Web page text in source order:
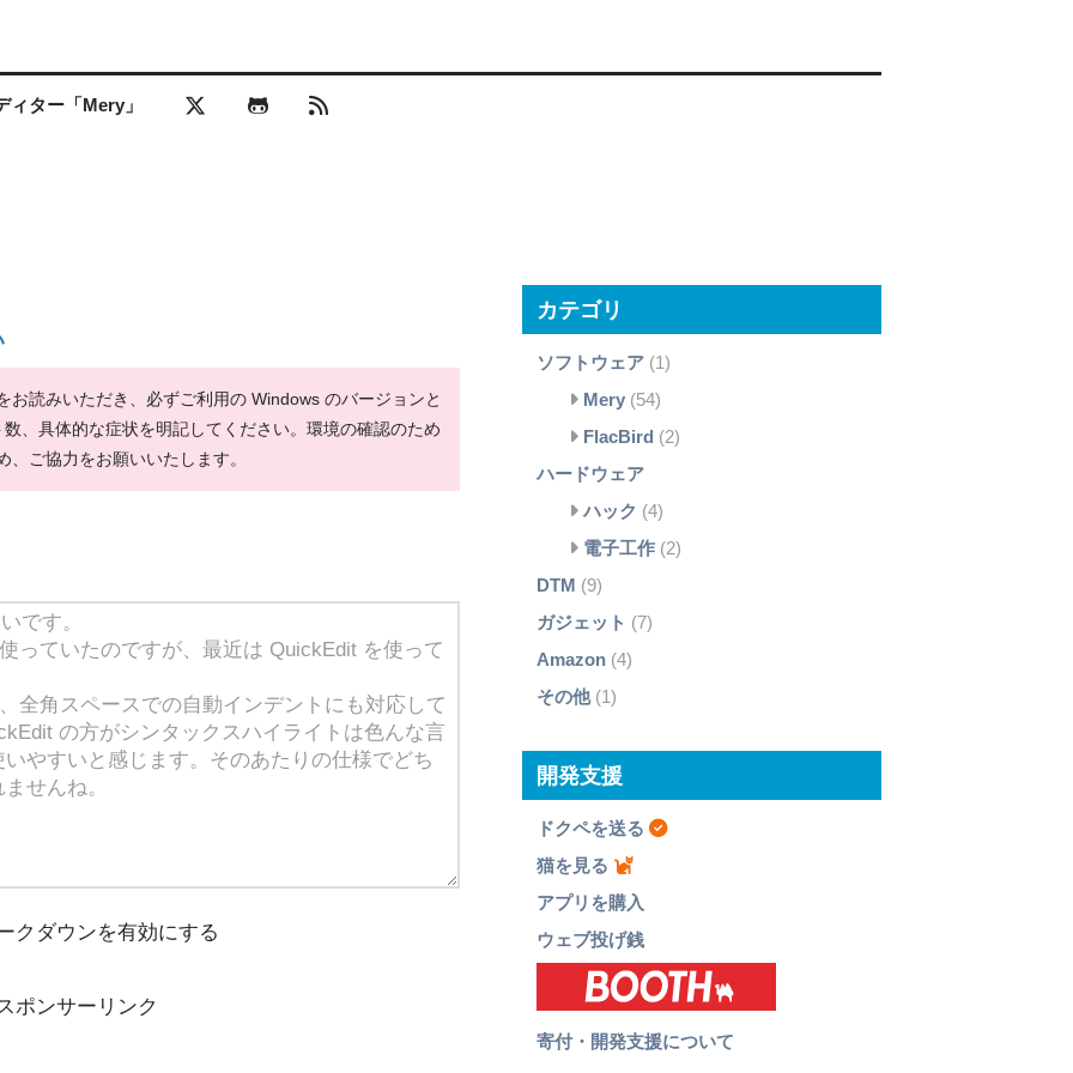
ィター「Mery」
お読みいただき、必ずご利用の Windows のバージョンと
、具体的な症状を明記してください。環境の確認のため
ご協力をお願いいたします。
クダウンを有効にする
ポンサーリンク
カテゴリ
ソフトウェア(1)
Mery (54)
FlacBird (2)
ハードウェア
ハック (4)
電子工作 (2)
DTM (9)
ガジェット (7)
Amazon(4)
その他(1)
開発支援
ドクペを送る
猫を見る
アプリを購入
ウェブ投げ銭
寄付・開発支援について